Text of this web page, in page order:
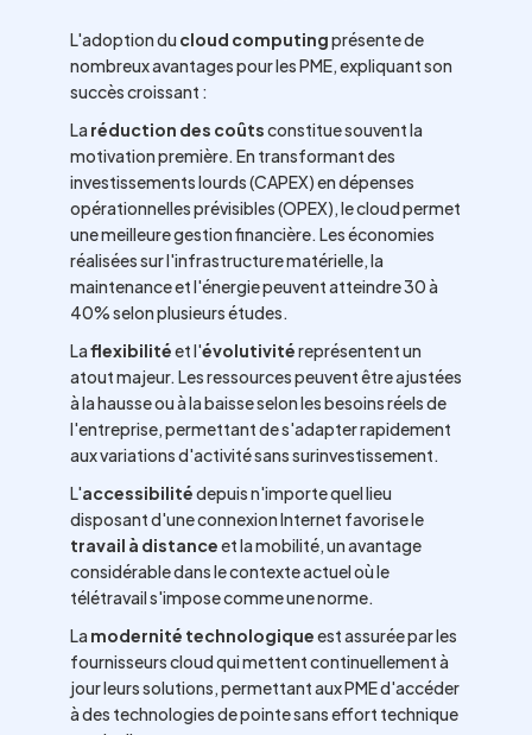
L'adoption du cloud computingprésente de
nombreux avantages pour les PME, expliquant son
succès croissant :
La réduction des coûtsconstitue souvent la
motivation première. En transformant des
investissements lourds (CAPEX) en dépenses
opérationnelles prévisibles (OPEX), le cloud permet
une meilleure gestion financière. Les économies
réalisées sur l'infrastructure matérielle, la
maintenance et l'énergie peuvent atteindre 30 à
40% selon plusieurs études.
Laflexibilitéet l'évolutivitéreprésentent un
atout majeur. Les ressources peuvent être ajustées
à la hausse ou à la baisse selon les besoins réels de
l'entreprise, permettant de s'adapter rapidement
aux variations d'activité sans surinvestissement.
L'accessibilitédepuis n'importe quel lieu
disposant d'une connexion Internet favorise le
travail à distanceet la mobilité, un avantage
considérable dans le contexte actuel où le
télétravail s'impose comme une norme.
La modernité technologiqueest assurée par les
fournisseurs cloud qui mettent continuellement à
jour leurs solutions, permettant aux PME d'accéder
à des technologies de pointe sans effort technique